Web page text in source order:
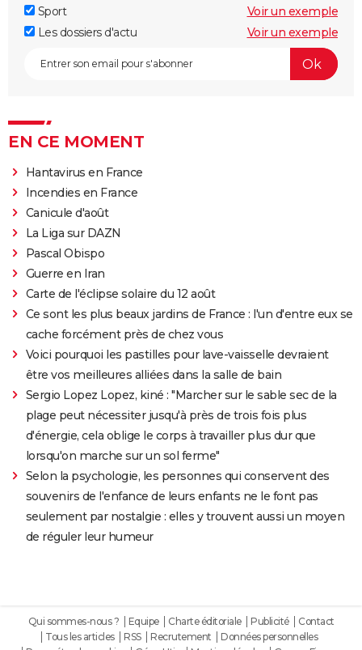
Sport
Voir un exemple
Les dossiers d'actu
Voir un exemple
EN CE MOMENT
Hantavirus en France
Incendies en France
Canicule d'août
La Liga sur DAZN
Pascal Obispo
Guerre en Iran
Carte de l'éclipse solaire du 12 août
Ce sont les plus beaux jardins de France : l'un d'entre eux se
cache forcément près de chez vous
Voici pourquoi les pastilles pour lave-vaisselle devraient
être vos meilleures alliées dans la salle de bain
Sergio Lopez Lopez, kiné : "Marcher sur le sable sec de la
plage peut nécessiter jusqu'à près de trois fois plus
d'énergie, cela oblige le corps à travailler plus dur que
lorsqu'on marche sur un sol ferme"
Selon la psychologie, les personnes qui conservent des
souvenirs de l'enfance de leurs enfants ne le font pas
seulement par nostalgie : elles y trouvent aussi un moyen
de réguler leur humeur
Qui sommes-nous ? Equipe Charte éditoriale Publicité
Contact
Tous les articles
RSS Recrutement
Données personnelles